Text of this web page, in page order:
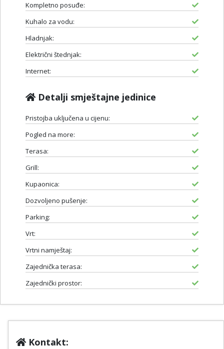
Kompletno posuđe:
Kuhalo za vodu:
Hladnjak:
Električni štednjak:
Internet:
Detalji smještajne jedinice
Pristojba uključena u cijenu:
Pogled na more:
Terasa:
Grill:
Kupaonica:
Dozvoljeno pušenje:
Parking:
Vrt:
Vrtni namještaj:
Zajednička terasa:
Zajednički prostor:
Kontakt: